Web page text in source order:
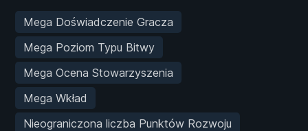
Mega Doświadczenie Gracza
Mega Poziom Typu Bitwy
Mega Ocena Stowarzyszenia
Mega Wkład
Nieograniczona liczba Punktów Rozwoju